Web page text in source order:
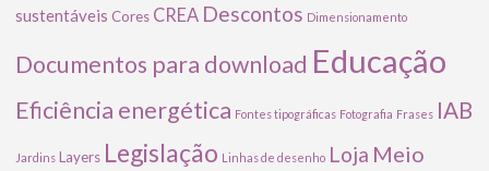
sustentáveis Cores CREA Descontos Dimensionamento
Documentos para download Educação
Eficiência energética Fontes tipográficas Fotografia Frases IAB
Jardins Layers Legislação Linhas de desenho Loja Meio